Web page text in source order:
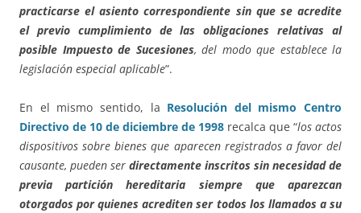
practicarse el asiento correspondiente sin que se acredite
el previo cumplimiento de las obligaciones relativas al
posible Impuesto de Sucesiones, del modo que establece la
legislación especial aplicable”.
En el mismo sentido, la Resolución del mismo Centro
Directivo de 10 de diciembre de 1998 recalca que “los actos
dispositivos sobre bienes que aparecen registrados a favor del
causante, pueden ser directamente inscritos sin necesidad de
previa partición hereditaria
siempre que aparezcan
otorgados por quienes acrediten ser todos los llamados a su